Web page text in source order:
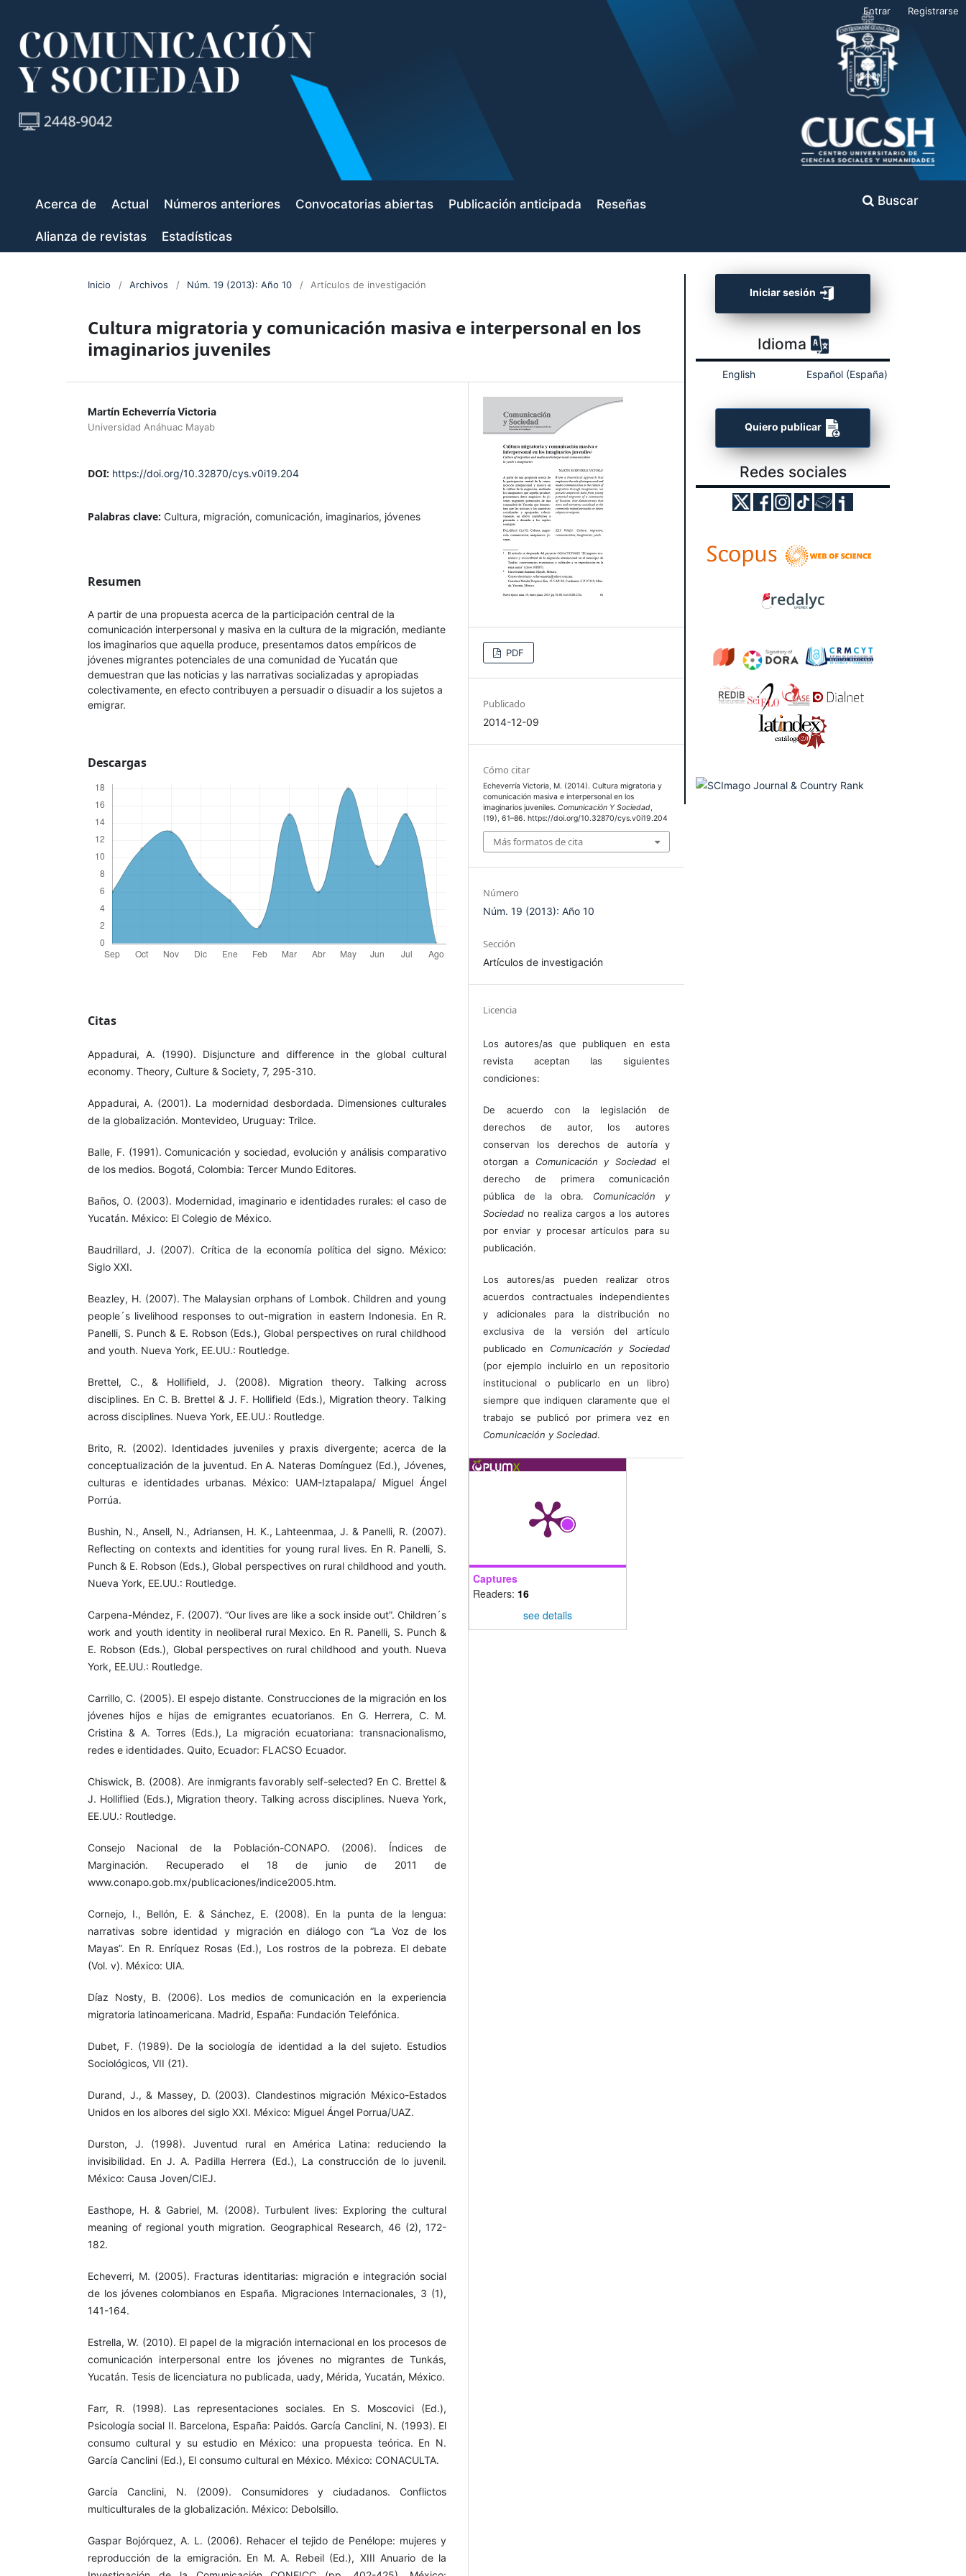
Acerca de Actual Números anteriores Convocatorias abiertas Publicación anticipada Reseñas
Alianza de revistas Estadísticas
Buscar
Entrar Registrarse
Inicio / Archivos / Núm. 19 (2013): Año 10 / Artículos de investigación
Cultura migratoria y comunicación masiva e interpersonal en los
imaginarios juveniles
Martín Echeverría Victoria
Universidad Anáhuac Mayab
DOI: https://doi.org/10.32870/cys.v0i19.204
Palabras clave: Cultura, migración, comunicación, imaginarios, jóvenes
Resumen
A partir de una propuesta acerca de la participación central de la
comunicación interpersonal y masiva en la cultura de la migración, mediante
los imaginarios que aquella produce, presentamos datos empíricos de
jóvenes migrantes potenciales de una comunidad de Yucatán que
demuestran que las noticias y las narrativas socializadas y apropiadas
colectivamente, en efecto contribuyen a persuadir o disuadir a los sujetos a
emigrar.
Descargas
Citas
Appadurai, A. (1990). Disjuncture and difference in the global cultural
economy. Theory, Culture & Society, 7, 295-310.
Appadurai, A. (2001). La modernidad desbordada. Dimensiones culturales
de la globalización. Montevideo, Uruguay: Trilce.
Balle, F. (1991). Comunicación y sociedad, evolución y análisis comparativo
de los medios. Bogotá, Colombia: Tercer Mundo Editores.
Baños, O. (2003). Modernidad, imaginario e identidades rurales: el caso de
Yucatán. México: El Colegio de México.
Baudrillard, J. (2007). Crítica de la economía política del signo. México:
Siglo XXI.
Beazley, H. (2007). The Malaysian orphans of Lombok. Children and young
people´s livelihood responses to out-migration in eastern Indonesia. En R.
Panelli, S. Punch & E. Robson (Eds.), Global perspectives on rural childhood
and youth. Nueva York, EE.UU.: Routledge.
Brettel, C., & Hollifield, J. (2008). Migration theory. Talking across
disciplines. En C. B. Brettel & J. F. Hollifield (Eds.), Migration theory. Talking
across disciplines. Nueva York, EE.UU.: Routledge.
Brito, R. (2002). Identidades juveniles y praxis divergente; acerca de la
conceptualización de la juventud. En A. Nateras Domínguez (Ed.), Jóvenes,
culturas e identidades urbanas. México: UAM-Iztapalapa/ Miguel Ángel
Porrúa.
Bushin, N., Ansell, N., Adriansen, H. K., Lahteenmaa, J. & Panelli, R. (2007).
Reflecting on contexts and identities for young rural lives. En R. Panelli, S.
Punch & E. Robson (Eds.), Global perspectives on rural childhood and youth.
Nueva York, EE.UU.: Routledge.
Carpena-Méndez, F. (2007). “Our lives are like a sock inside out”. Children´s
work and youth identity in neoliberal rural Mexico. En R. Panelli, S. Punch &
E. Robson (Eds.), Global perspectives on rural childhood and youth. Nueva
York, EE.UU.: Routledge.
Carrillo, C. (2005). El espejo distante. Construcciones de la migración en los
jóvenes hijos e hijas de emigrantes ecuatorianos. En G. Herrera, C. M.
Cristina & A. Torres (Eds.), La migración ecuatoriana: transnacionalismo,
redes e identidades. Quito, Ecuador: FLACSO Ecuador.
Chiswick, B. (2008). Are inmigrants favorably self-selected? En C. Brettel &
J. Holliflied (Eds.), Migration theory. Talking across disciplines. Nueva York,
EE.UU.: Routledge.
Consejo Nacional de la Población-CONAPO. (2006). Índices de
Marginación. Recuperado el 18 de junio de 2011 de
www.conapo.gob.mx/publicaciones/indice2005.htm.
Cornejo, I., Bellón, E. & Sánchez, E. (2008). En la punta de la lengua:
narrativas sobre identidad y migración en diálogo con “La Voz de los
Mayas”. En R. Enríquez Rosas (Ed.), Los rostros de la pobreza. El debate
(Vol. v). México: UIA.
Díaz Nosty, B. (2006). Los medios de comunicación en la experiencia
migratoria latinoamericana. Madrid, España: Fundación Telefónica.
Dubet, F. (1989). De la sociología de identidad a la del sujeto. Estudios
Sociológicos, VII (21).
Durand, J., & Massey, D. (2003). Clandestinos migración México-Estados
Unidos en los albores del siglo XXI. México: Miguel Ángel Porrua/UAZ.
Durston, J. (1998). Juventud rural en América Latina: reduciendo la
invisibilidad. En J. A. Padilla Herrera (Ed.), La construcción de lo juvenil.
México: Causa Joven/CIEJ.
Easthope, H. & Gabriel, M. (2008). Turbulent lives: Exploring the cultural
meaning of regional youth migration. Geographical Research, 46 (2), 172-
182.
Echeverri, M. (2005). Fracturas identitarias: migración e integración social
de los jóvenes colombianos en España. Migraciones Internacionales, 3 (1),
141-164.
Estrella, W. (2010). El papel de la migración internacional en los procesos de
comunicación interpersonal entre los jóvenes no migrantes de Tunkás,
Yucatán. Tesis de licenciatura no publicada, uady, Mérida, Yucatán, México.
Farr, R. (1998). Las representaciones sociales. En S. Moscovici (Ed.),
Psicología social II. Barcelona, España: Paidós. García Canclini, N. (1993). El
consumo cultural y su estudio en México: una propuesta teórica. En N.
García Canclini (Ed.), El consumo cultural en México. México: CONACULTA.
García Canclini, N. (2009). Consumidores y ciudadanos. Conflictos
multiculturales de la globalización. México: Debolsillo.
Gaspar Bojórquez, A. L. (2006). Rehacer el tejido de Penélope: mujeres y
reproducción de la emigración. En M. A. Rebeil (Ed.), XIII Anuario de la
PDF
Publicado
2014-12-09
Cómo citar
Echeverría Victoria, M. (2014). Cultura migratoria y
comunicación masiva e interpersonal en los
imaginarios juveniles.Comunicación Y Sociedad,
(19), 61–86. https://doi.org/10.32870/cys.v0i19.204
Más formatos de cita
Número
Núm. 19 (2013): Año 10
Sección
Artículos de investigación
Licencia
Los autores/as que publiquen en esta
revista aceptan las siguientes
condiciones:
De acuerdo con la legislación de
derechos de autor, los autores
conservan los derechos de autoría y
otorgan a Comunicación y Sociedadel
derecho de primera comunicación
pública de la obra. Comunicación y
Sociedad no realiza cargos a los autores
por enviar y procesar artículos para su
publicación.
Los autores/as pueden realizar otros
acuerdos contractuales independientes
y adicionales para la distribución no
exclusiva de la versión del artículo
publicado en Comunicación y Sociedad
(por ejemplo incluirlo en un repositorio
institucional o publicarlo en un libro)
siempre que indiquen claramente que el
trabajo se publicó por primera vez en
Comunicación y Sociedad.
Captures
Readers: 16
see details
Iniciar sesión
Idioma
English Español (España)
Quiero publicar
Redes sociales